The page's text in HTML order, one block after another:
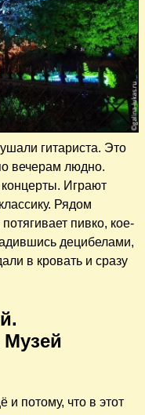
гитариста. Это
вечерам людно.
Играют
Рядом
пивко, кое-
децибелами,
в кровать и сразу
Музей
потому, что в этот